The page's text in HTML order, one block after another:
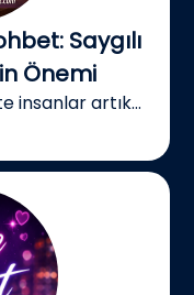
Saygılı
Önemi
insanlar artık...